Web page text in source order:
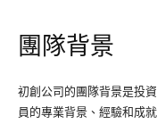
團隊背景
初創公司的團隊背景是投
員的專業背景、經驗和成